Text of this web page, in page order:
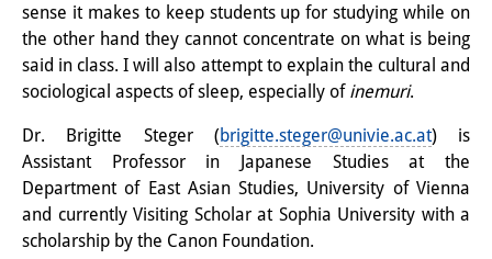
デジタル・トランスフォーメー
ション
研究クラスター
トランスリージョナル・ジャパ
ン
知識ラボ
sense it makes to keep students up for studying while on
the other hand they cannot concentrate on what is being
said in class. I will also attempt to explain the cultural and
sociological aspects of sleep, especially of inemuri.
Dr. Brigitte Steger (brigitte.steger@univie.ac.at) is
Assistant Professor in Japanese Studies at the
Department of East Asian Studies, University of Vienna
and currently Visiting Scholar at Sophia University with a
scholarship by the Canon Foundation.